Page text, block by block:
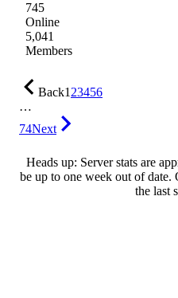
745
Online
5,041
Members
Back123456
…
74Next
Heads up: Server stats are
be up to one week out of
the last